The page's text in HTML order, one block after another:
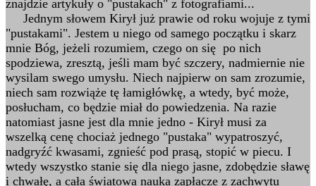
znajdzie artykuły o "pustakach" z fotografiami...
Jednym słowem Kirył już prawie od roku wojuje z tymi
"pustakami". Jestem u niego od samego początku i skarz
mnie Bóg, jeżeli rozumiem, czego on się po nich
spodziewa, zresztą, jeśli mam być szczery, nadmiernie nie
wysilam swego umysłu. Niech najpierw on sam zrozumie,
niech sam rozwiąże tę łamigłówkę, a wtedy, być może,
posłucham, co będzie miał do powiedzenia. Na razie
natomiast jasne jest dla mnie jedno - Kirył musi za
wszelką cenę chociaż jednego "pustaka" wypatroszyć,
nadgryźć kwasami, zgnieść pod prasą, stopić w piecu. I
wtedy wszystko stanie się dla niego jasne, zdobędzie sławę
i chwałę, a cała światowa nauka zapłacze z zachwytu